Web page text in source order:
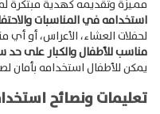
مميزة وتقديمه كهدية مبتكرة
استخدامه في المناسبات
لحفلات العشاء، الأعراس، أو أي
مناسب للأطفال والكبار على حد
يمكن للأطفال استخدامه بأمان
تعليمات ونصائح استخدام